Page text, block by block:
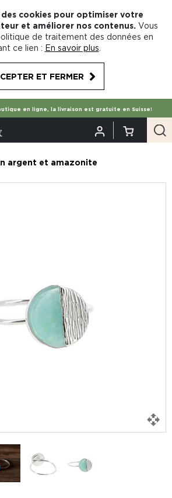
des cookies pour optimiser votre
et améliorer nos contenus. Vous
de traitement des données en
ce lien : En savoir plus
ET FERMER
en ligne, la livraison est gratuite en Suisse!
argent et amazonite